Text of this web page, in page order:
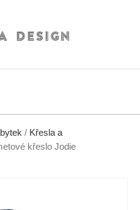
/ Křesla a
křeslo Jodie